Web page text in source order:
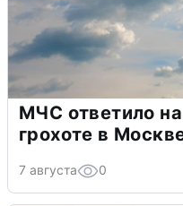
МЧС ответило
грохоте в
7 августа 0